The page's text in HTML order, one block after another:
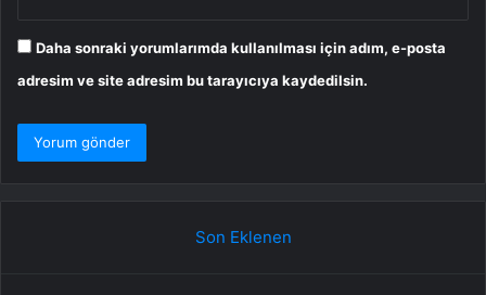
Daha sonraki yorumlarımda kullanılması için adım, e-posta
adresim ve site adresim bu tarayıcıya kaydedilsin.
Son Eklenen